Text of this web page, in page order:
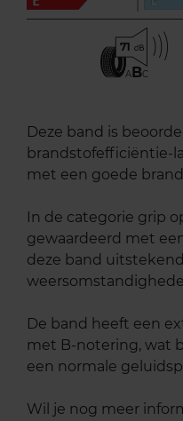
71
ABC
Deze band is
brandstofefficiëntie-
met een goede
In de categorie grip
gewaardeerd met
deze band
De band heeft een
met B-notering, wat
een normale
Wil je nog meer